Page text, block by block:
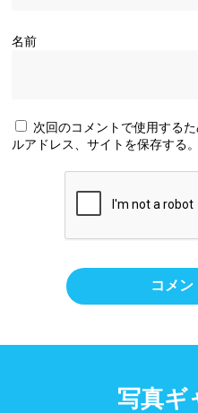
名前
次回のコメントで使用する
ルアドレス、サイトを保存する。
写真ギ